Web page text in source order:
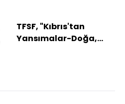
TFSF, "Kıbrıs'tan
Yansımalar-Doğa,